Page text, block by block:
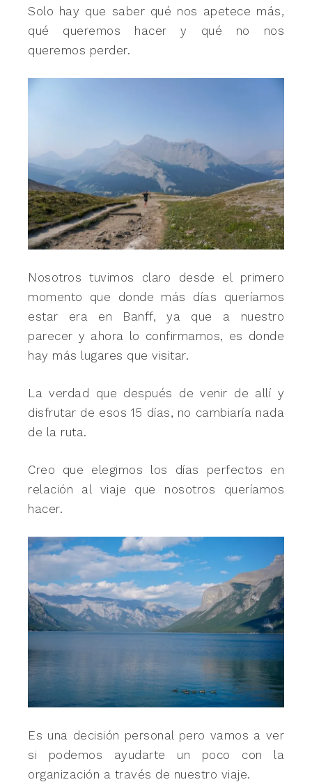
Solo hay que saber qué nos apetece más,
qué queremos hacer y qué no nos
queremos perder.
Nosotros tuvimos claro desde el primero
momento que donde más días queríamos
estar era en Banff, ya que a nuestro
parecer y ahora lo confirmamos, es donde
hay más lugares que visitar.
La verdad que después de venir de allí y
disfrutar de esos 15 días, no cambiaría nada
de la ruta.
Creo que elegimos los días perfectos en
relación al viaje que nosotros queríamos
hacer.
Es una decisión personal pero vamos a ver
si podemos ayudarte un poco con la
organización a través de nuestro viaje.